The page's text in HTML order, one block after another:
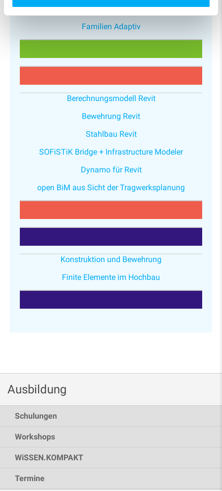
Familien Grundlagen
Familien Adaptiv
Berechnungsmodell Revit
Bewehrung Revit
Stahlbau Revit
SOFiSTiK Bridge + Infrastructure Modeler
Dynamo für Revit
open BiM aus Sicht der Tragwerksplanung
Konstruktion und Bewehrung
Finite Elemente im Hochbau
Ausbildung
Schulungen
Workshops
WiSSEN.KOMPAKT
Termine